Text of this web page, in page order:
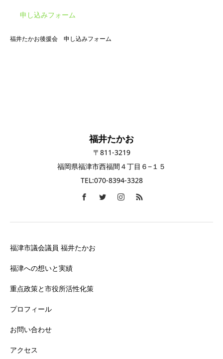
申し込みフォーム
福井たかお後援会 申し込みフォーム
福井たかお
〒811-3219
福岡県福津市西福間４丁目６−１５
TEL:070-8394-3328
福津市議会議員 福井たかお
福津への想いと実績
重点政策と市役所活性化策
プロフィール
お問い合わせ
アクセス